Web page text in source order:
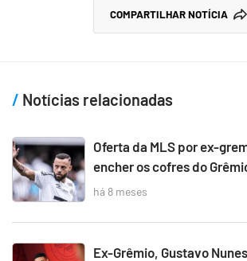
COMPARTILHAR NOTÍCIA
Notícias relacionadas
Oferta da MLS por ex-
encher os cofres do
há 8 meses
Ex-Grêmio, Gustavo